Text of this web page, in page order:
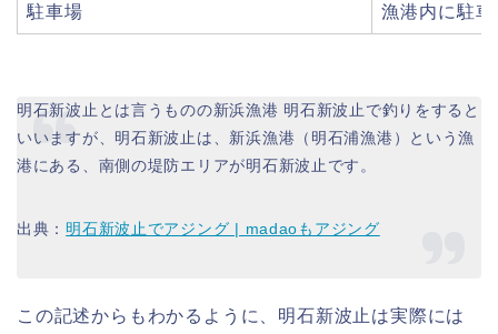
駐車場 漁港内に駐
明石新波止とは言うものの新浜漁港 明石新波止で釣りをすると
いいますが、明石新波止は、新浜漁港（明石浦漁港）という漁
港にある、南側の堤防エリアが明石新波止です。
出典： 明石新波止でアジング | madaoもアジング
この記述からもわかるように、明石新波止は実際には